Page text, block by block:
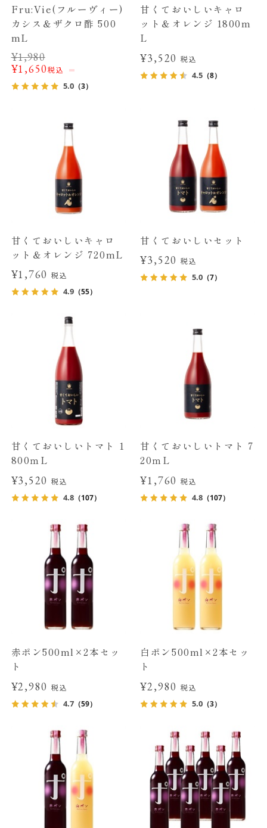
Fru:Vie(フルーヴィー)
カシス＆ザクロ酢 500
mL
¥1,980
¥1,650税込
5.0（3）
甘くておいしいキャロ
ット＆オレンジ 1800m
L
¥3,520 税込
4.5 （8）
甘くておいしいキャロ
ット＆オレンジ 720mL
¥1,760税込
4.9（55）
甘くておいしいセット
¥3,520 税込
5.0 （7）
甘くておいしいトマト 1
800ｍL
¥3,520税込
4.8（107）
甘くておいしいトマト 7
20ｍL
¥1,760 税込
4.8 （107）
赤ポン500ml×2本セッ
ト
¥2,980税込
4.7（59）
白ポン500ml×2本セッ
ト
¥2,980 税込
5.0 （3）